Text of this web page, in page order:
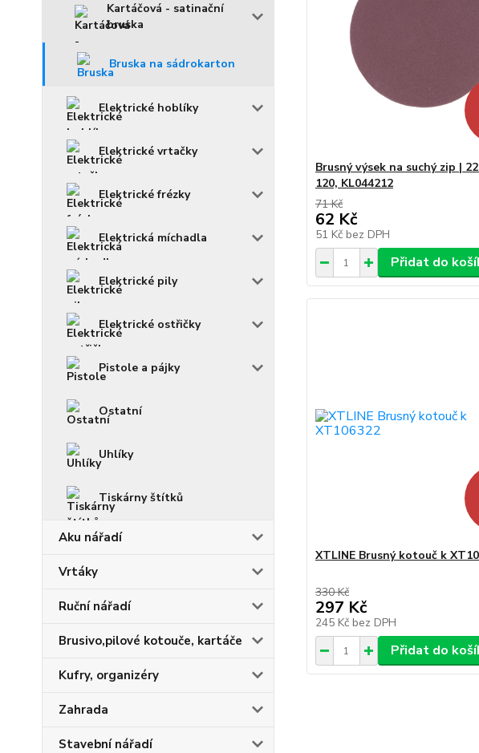
Kartáčová - satinační
bruska
Bruska na sádrokarton
Elektrické hoblíky
Elektrické vrtačky
Elektrické frézky
Elektrická míchadla
Elektrické pily
Elektrické ostřičky
Pistole a pájky
Ostatní
Uhlíky
Tiskárny štítků
Aku nářadí
Vrtáky
Ruční nářadí
Brusivo,pilové kotouče, kartáče
Kufry, organizéry
Zahrada
Stavební nářadí
Brusný výsek na suchý zip |
120, KL044212
71 Kč
62 Kč
51 Kč bez DPH
Přidat do
XTLINE Brusný kotouč k
330 Kč
297 Kč
245 Kč bez DPH
Přidat do